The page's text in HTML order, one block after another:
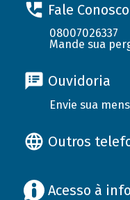
Fale Conosco
08007026337
Mande sua
Ouvidoria
Envie sua
Outros
Acesso à